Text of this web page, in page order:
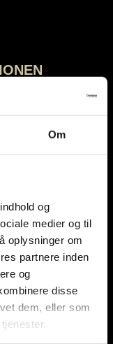
Om
og
medier og til
oplysninger om
partnere inden
og
disse
dem, eller som